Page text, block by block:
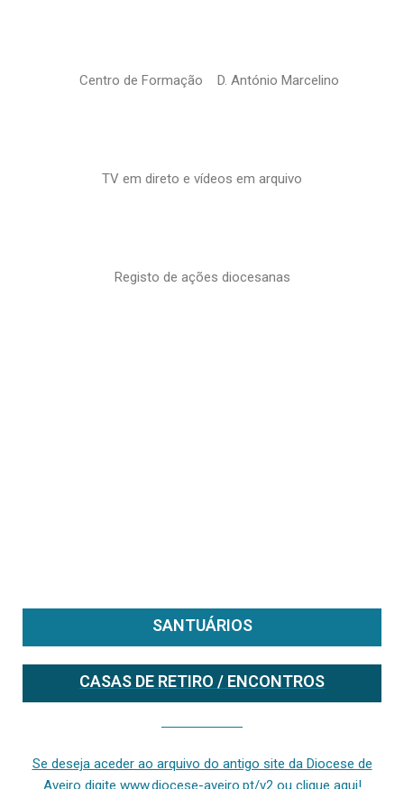
Centro de Formação D. António Marcelino
TV em direto e vídeos em arquivo
Registo de ações diocesanas
SANTUÁRIOS
CASAS DE RETIRO / ENCONTROS
Se deseja aceder ao arquivo do antigo site da Diocese de
Aveiro digite www.diocese-aveiro.pt/v2 ou clique aqui!